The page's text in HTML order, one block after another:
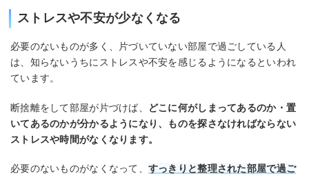
ストレスや不安が少なくなる
必要のないものが多く、片づいていない部屋で過ごしている人
は、知らないうちにストレスや不安を感じるようになるといわれ
ています。
断捨離をして部屋が片づけば、
どこに何がしまってあるのか・置
いてあるのかが分かるようになり、ものを探さなければならない
ストレスや時間がなくなります。
必要のないものがなくなって、 すっきりと整理された部屋で過ご